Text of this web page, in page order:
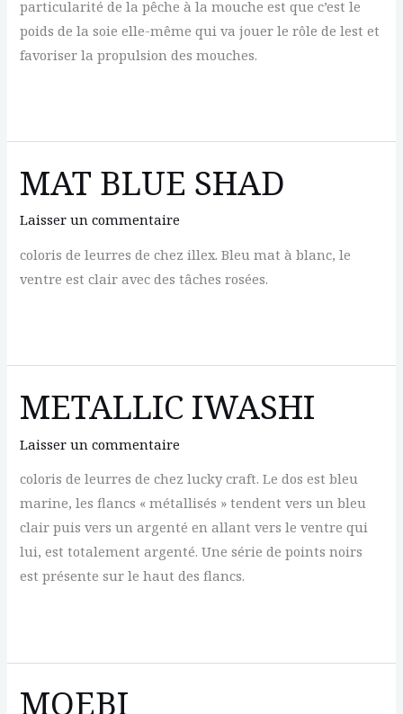
particularité de la pêche à la mouche est que c’est le
poids de la soie elle-même qui va jouer le rôle de lest et
favoriser la propulsion des mouches.
(pêche
la)
MAT BLUE SHAD
Laisser un commentaire
coloris de leurres de chez illex. Bleu mat à blanc, le
ventre est clair avec des tâches rosées.
BLUE
METALLIC IWASHI
Laisser un commentaire
coloris de leurres de chez lucky craft. Le dos est bleu
marine, les flancs « métallisés » tendent vers un bleu
clair puis vers un argenté en allant vers le ventre qui
lui, est totalement argenté. Une série de points noirs
est présente sur le haut des flancs.
IWASHI
MOEBI